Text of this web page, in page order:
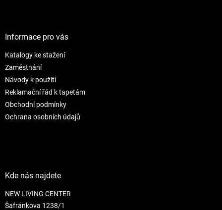
Informace pro vás
Katalogy ke stažení
Zaměstnání
Návody k použití
Reklamační řád k tapetám
Obchodní podmínky
Ochrana osobních údajů
Kde nás najdete
NEW LIVING CENTER
Šafránkova 1238/1